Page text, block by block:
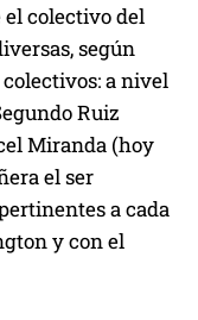
el colectivo del
según
a nivel
Ruiz
Miranda (hoy
el ser
a cada
y con el